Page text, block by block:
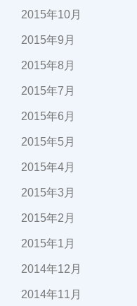
2015年10月
2015年9月
2015年8月
2015年7月
2015年6月
2015年5月
2015年4月
2015年3月
2015年2月
2015年1月
2014年12月
2014年11月